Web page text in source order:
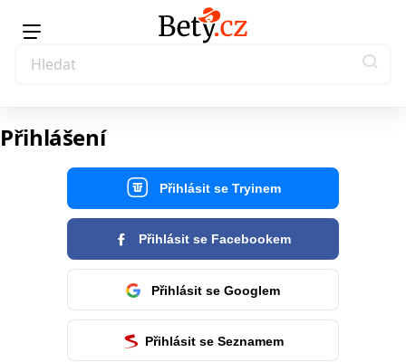
Přihlášení
Přihlásit se Tryinem
Přihlásit se Facebookem
Přihlásit se Googlem
Přihlásit se Seznamem